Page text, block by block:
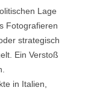
Lage
Fotografieren
strategisch
Ein Verstoß
in Italien,